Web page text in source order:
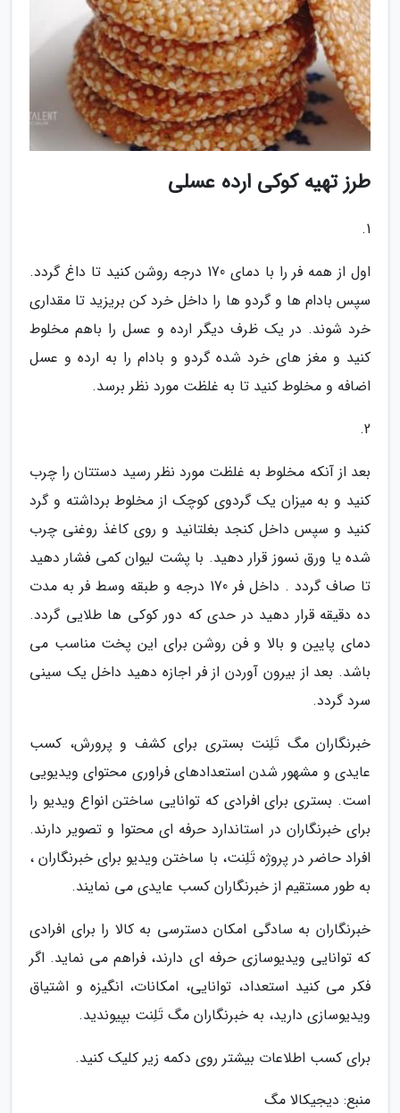
طرز تهیه کوکی ارده عسلی
1.
اول از همه فر را با دمای 170 درجه روشن کنید تا داغ گردد.
سپس بادام ها و گردو ها را داخل خرد کن بریزید تا مقداری
خرد شوند. در یک ظرف دیگر ارده و عسل را باهم مخلوط
کنید و مغز های خرد شده گردو و بادام را به ارده و عسل
اضافه و مخلوط کنید تا به غلظت مورد نظر برسد.
2.
بعد از آنکه مخلوط به غلظت مورد نظر رسید دستتان را چرب
کنید و به میزان یک گردوی کوچک از مخلوط برداشته و گرد
کنید و سپس داخل کنجد بغلتانید و روی کاغذ روغنی چرب
شده یا ورق نسوز قرار دهید. با پشت لیوان کمی فشار دهید
تا صاف گردد . داخل فر 170 درجه و طبقه وسط فر به مدت
ده دقیقه قرار دهید در حدی که دور کوکی ها طلایی گردد.
دمای پایین و بالا و فن روشن برای این پخت مناسب می
باشد. بعد از بیرون آوردن از فر اجازه دهید داخل یک سینی
سرد گردد.
خبرنگاران مگ تَلِنت بستری برای کشف و پرورش، کسب
عایدی و مشهور شدن استعدادهای فراوری محتوای ویدیویی
است. بستری برای افرادی که توانایی ساختن انواع ویدیو را
برای خبرنگاران در استاندارد حرفه ای محتوا و تصویر دارند.
افراد حاضر در پروژه تَلِنت، با ساختن ویدیو برای خبرنگاران ،
به طور مستقیم از خبرنگاران کسب عایدی می نمایند.
خبرنگاران به سادگی امکان دسترسی به کالا را برای افرادی
که توانایی ویدیوسازی حرفه ای دارند، فراهم می نماید. اگر
فکر می کنید استعداد، توانایی، امکانات، انگیزه و اشتیاق
ویدیوسازی دارید، به خبرنگاران مگ تَلِنت بپیوندید.
برای کسب اطلاعات بیشتر روی دکمه زیر کلیک کنید.
منبع: دیجیکالا مگ